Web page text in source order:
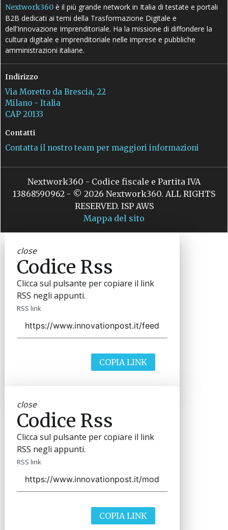
Nextwork360 è il più grande network in Italia di testate e portali
B2B dedicati ai temi della Trasformazione Digitale e
dell’Innovazione Imprenditoriale. Ha la missione di diffondere la
cultura digitale e imprenditoriale nelle imprese e pubbliche
amministrazioni italiane.
Indirizzo
Via Moretto da Brescia, 22
Milano - Italia
CAP 20133
Contatti
Contatta il nostro team per maggiori informazioni
Nextwork360 - Codice fiscale e Partita IVA
13868590962 - © 2026 Nextwork360. ALL RIGHTS
RESERVED. ISP AWS
Mappa del sito
close
Codice Rss
Clicca sul pulsante per copiare il link
RSS negli appunti.
RSS link
COPIA LINK
close
Codice Rss
Clicca sul pulsante per copiare il link
RSS negli appunti.
RSS link
COPIA LINK